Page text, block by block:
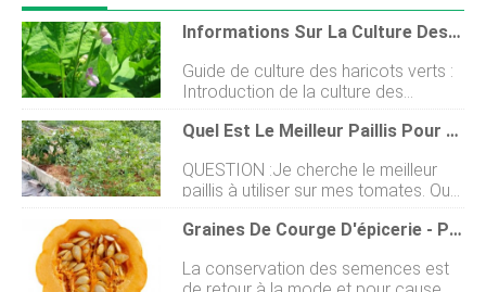
Informations Sur La Culture Des Haricots Verts
Guide de culture des haricots verts :
Introduction de la culture des
haricots verts : - Les haricots verts
ou haricots verts sont également
haricots mange-tout ». La culture du
haricot vert est un légume
légumineux de saison fraîche très
rentable cultivé pour ses gousses
tendres, haricots verts décortiqués
et haricots secs. Les haricots verts
Quel Est Le Meilleur Paillis Pour Les Tomates ?
QUESTION :Je cherche le meilleur
paillis à utiliser sur mes tomates. Que
recommandez-vous aux jardiniers
dutiliser pour pailler leurs tomates ? -
paillis sur vos tomates est un
Graines De Courge D'épicerie - Pouvez-Vous Faire Pousser Des Courges Du Magasin
La conservation des semences est